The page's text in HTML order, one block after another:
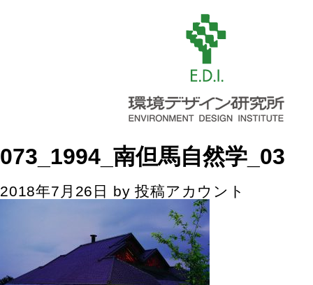
073_1994_南但馬自然学_03
2018年7月26日 by投稿アカウント